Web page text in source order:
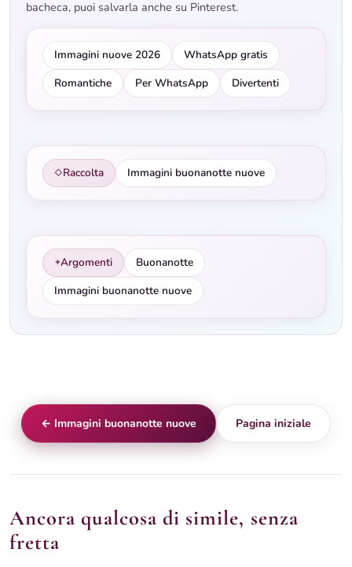
bacheca, puoi salvarla anche su Pinterest.
Immagini nuove 2026
WhatsApp gratis
Romantiche
Per WhatsApp Divertenti
◇Raccolta Immagini buonanotte nuove
✦Argomenti
Buonanotte
Immagini buonanotte nuove
Ancora qualcosa di simile, senza
fretta
← Immagini buonanotte nuove Pagina iniziale